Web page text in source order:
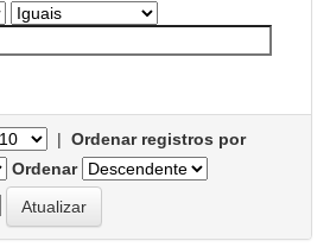
| Ordenar registros por
Ordenar